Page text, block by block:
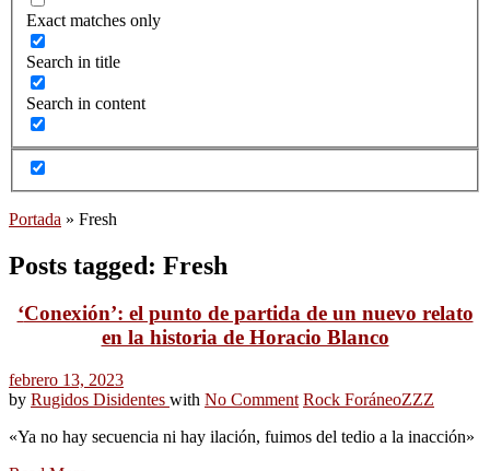
Exact matches only
Search in title
Search in content
Portada » Fresh
Posts tagged: Fresh
‘Conexión’: el punto de partida de un nuevo relato
en la historia de Horacio Blanco
febrero 13, 2023
by Rugidos Disidentes with No Comment Rock ForáneoZZZ
«Ya no hay secuencia ni hay ilación, fuimos del tedio a la inacción»